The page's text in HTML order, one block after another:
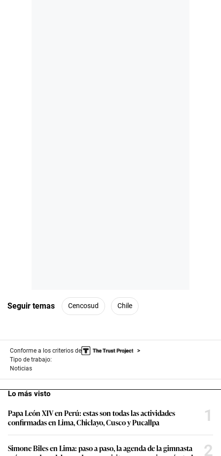
Seguir temas Cencosud Chile
Conforme a los criterios de
Tipo de trabajo:
Noticias
Lo más visto
Papa León XIV en Perú: estas son todas las actividades
confirmadas en Lima, Chiclayo, Cusco y Pucallpa
1
Simone Biles en Lima: paso a paso, la agenda de la gimnasta
2